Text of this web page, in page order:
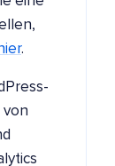
.
von